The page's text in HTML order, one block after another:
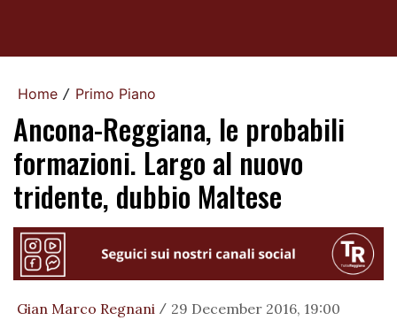
Home / Primo Piano
Ancona-Reggiana, le probabili
formazioni. Largo al nuovo
tridente, dubbio Maltese
Gian Marco Regnani / 29 December 2016, 19:00